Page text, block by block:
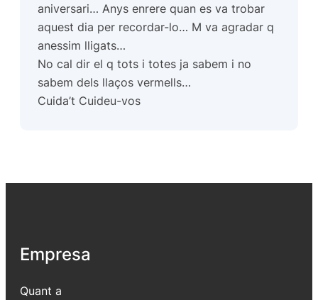
aniversari… Anys enrere quan es va trobar
aquest dia per recordar-lo… M va agradar q
anessim lligats…
No cal dir el q tots i totes ja sabem i no
sabem dels llaços vermells…
Cuida’t Cuideu-vos
Empresa
Quant a